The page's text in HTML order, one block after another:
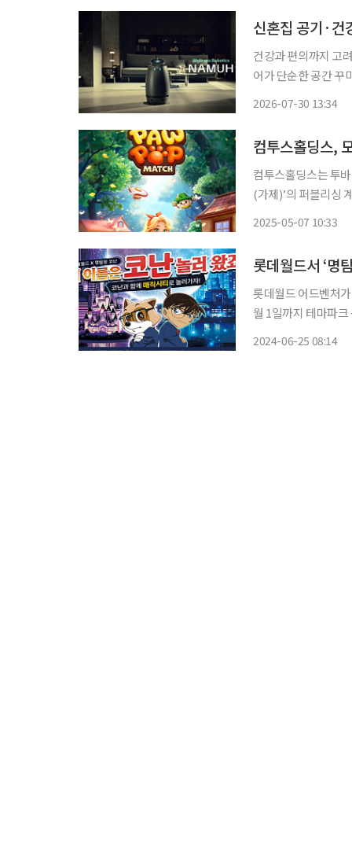
건강과 편의까지 고
어가 단순한 공간 꾸
2026-07-30 13:34
컴투스홀딩스,
컴투스홀딩스는 투
(가제)’의 퍼블리싱
2025-05-07 10:33
롯데월드서 ‘명
롯데월드 어드벤처
월 1일까지 테마파
2024-06-25 08:14